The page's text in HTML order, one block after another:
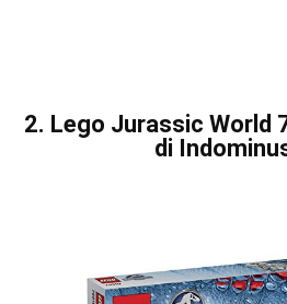
2. Lego Jurassic World
di